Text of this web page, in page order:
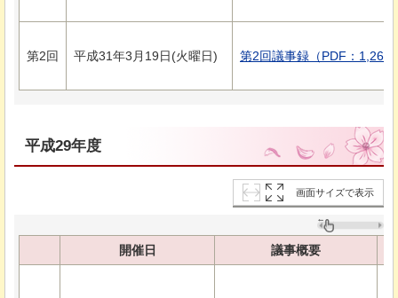
第2回 平成31年3月19日(火曜日) 第2回議事録（PDF：
平成29年度
画面サイズで表示
開催日 議事概要